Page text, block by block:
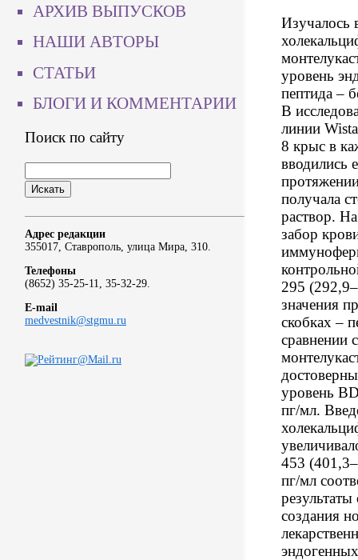
АРХИВ ВЫПУСКОВ
НАШИ АВТОРЫ
СТАТЬИ
БЛОГИ И КОММЕНТАРИИ
Поиск по сайту
Адрес редакции
355017, Ставрополь, улица Мира, 310.
Телефоны
(8652) 35-25-11, 35-32-29.
E-mail
medvestnik@stgmu.ru
Изучалось
уровень
пептида –
В
линии
8 крыс в
вводились
получала
раствор.
забор
295
значения
скобках –
сравнении
уровень
пг/мл.
453
пг/мл
создания